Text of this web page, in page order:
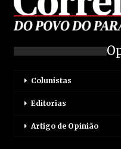
Colunistas
Editorias
Artigo de Opinião